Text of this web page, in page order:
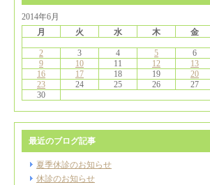
2014年6月
月
火 水 木 金
2
3 4 5 6
9
10 11 12 13
16
17 18 19 20
23
24 25 26 27
30
最近のブログ記事
夏季休診のお知らせ
休診のお知らせ